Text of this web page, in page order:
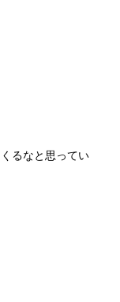
るなと思ってい